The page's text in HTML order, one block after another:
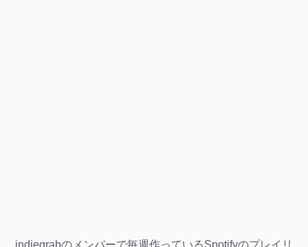
indiegrabのメンバーで毎週作っているSpotifyのプレイリ